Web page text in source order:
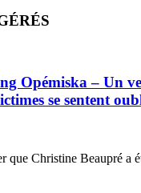
Opémiska – Un
se sentent
que Christine Beaupré a